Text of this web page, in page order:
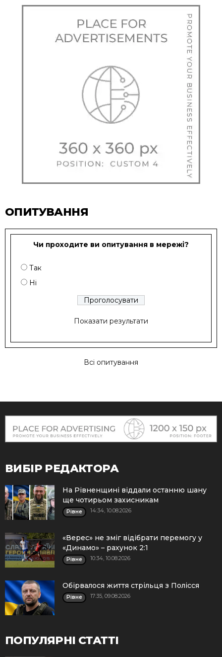
ОПИТУВАННЯ
Чи проходите ви опитування в мережі?
Так
Ні
Показати результати
Всі опитування
ВИБІР РЕДАКТОРА
На Рівненщині віддали останню шану
ще чотирьом захисникам
Рівне 14:34, 10.08.2026
«Верес» не зміг відібрати перемогу у
«Динамо» – рахунок 2:1
Рівне 10:34, 10.08.2026
Обірвалося життя стрільця з Полісся
Рівне 17:35, 09.08.2026
ПОПУЛЯРНІ СТАТТІ